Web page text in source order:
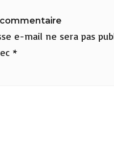
e-mail ne sera pas
*